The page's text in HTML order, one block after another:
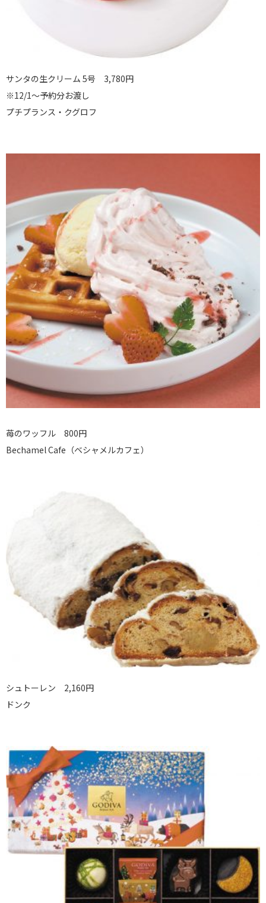
サンタの生クリーム 5号 3,780円
※12/1～予約分お渡し
プチプランス・クグロフ
苺のワッフル 800円
Bechamel Cafe（ベシャメルカフェ）
シュトーレン 2,160円
ドンク